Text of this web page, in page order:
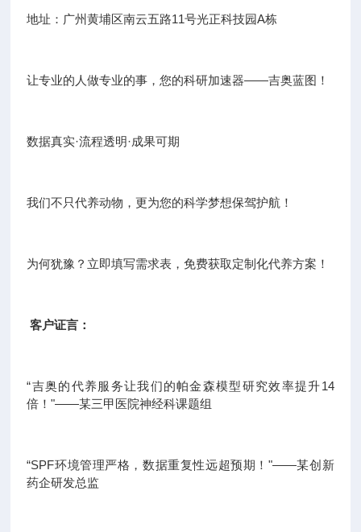
地址：广州黄埔区南云五路11号光正科技园A栋
让专业的人做专业的事，您的科研加速器——吉奥蓝图！
数据真实·流程透明·成果可期
我们不只代养动物，更为您的科学梦想保驾护航！
为何犹豫？立即填写需求表，免费获取定制化代养方案！
客户证言：
“吉奥的代养服务让我们的帕金森模型研究效率提升14
倍！"——某三甲医院神经科课题组
“SPF环境管理严格，数据重复性远超预期！"——某创新
药企研发总监